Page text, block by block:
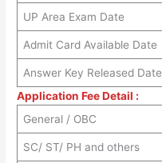
UP Area Exam Date
Admit Card Available Date
Answer Key Released Date
Application Fee Detail :
General / OBC
SC/ ST/ PH and others